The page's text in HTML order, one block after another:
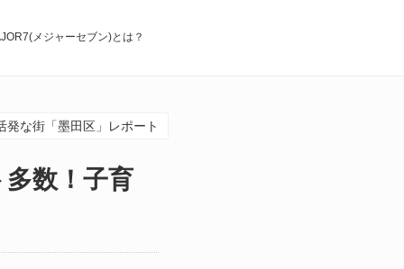
メジャーセブン)とは？
な街「墨田区」レポート
数！子育